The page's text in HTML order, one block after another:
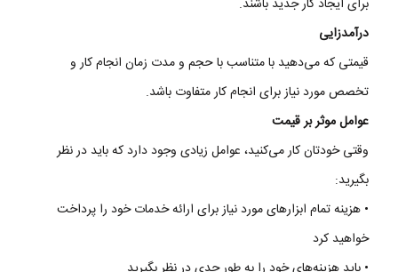
برای ایجادکارجدید باشند.
درآمدزایی
قیمتی کهمی‌دهید بامتناسبباحجم ومدت زمان انجامکار و
تخصصموردنیازبرای انجامکارمتفاوت باشد.
عواملموثربرقیمت
وقتی خودتانکارمی‌کنید، عوامل زیادی وجودداردکهباید درنظر
بگیرید:
• هزینهتمام ابزارهایموردنیازبرای ارائهخدمات خود را پرداخت
خواهید کرد